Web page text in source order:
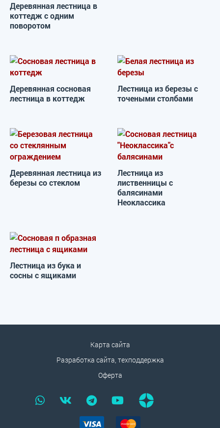
Деревянная лестница в
коттедж с одним
поворотом
Деревянная сосновая
лестница в коттедж
Лестница из березы с
точеными столбами
Деревянная лестница из
березы со стеклом
Лестница из
лиственницы с
балясинами
Неоклассика
Лестница из бука и
сосны с ящиками
Карта сайта
Разработка сайта, техподдержка
Оферта